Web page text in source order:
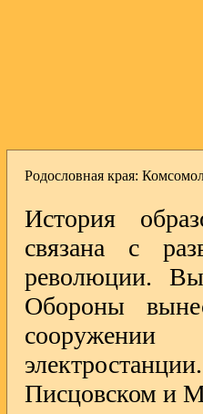
Родословная края:
История
связана с
революции.
Обороны
сооружении
Писцовском и